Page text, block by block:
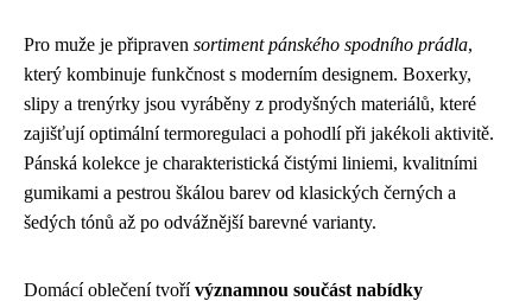
Pro muže je připraven sortiment pánského spodního prádla,
který kombinuje funkčnost s moderním designem. Boxerky,
slipy a trenýrky jsou vyráběny z prodyšných materiálů, které
zajišťují optimální termoregulaci a pohodlí při jakékoli aktivitě.
Pánská kolekce je charakteristická čistými liniemi, kvalitními
gumikami a pestrou škálou barev od klasických černých a
šedých tónů až po odvážnější barevné varianty.
Domácí oblečení tvořívýznamnou součást nabídky